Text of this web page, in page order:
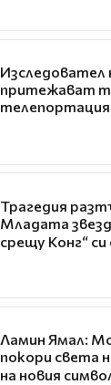
притежават
Трагедия
Младата
срещу Конг“
Ламин Ямал:
покори света
на новия